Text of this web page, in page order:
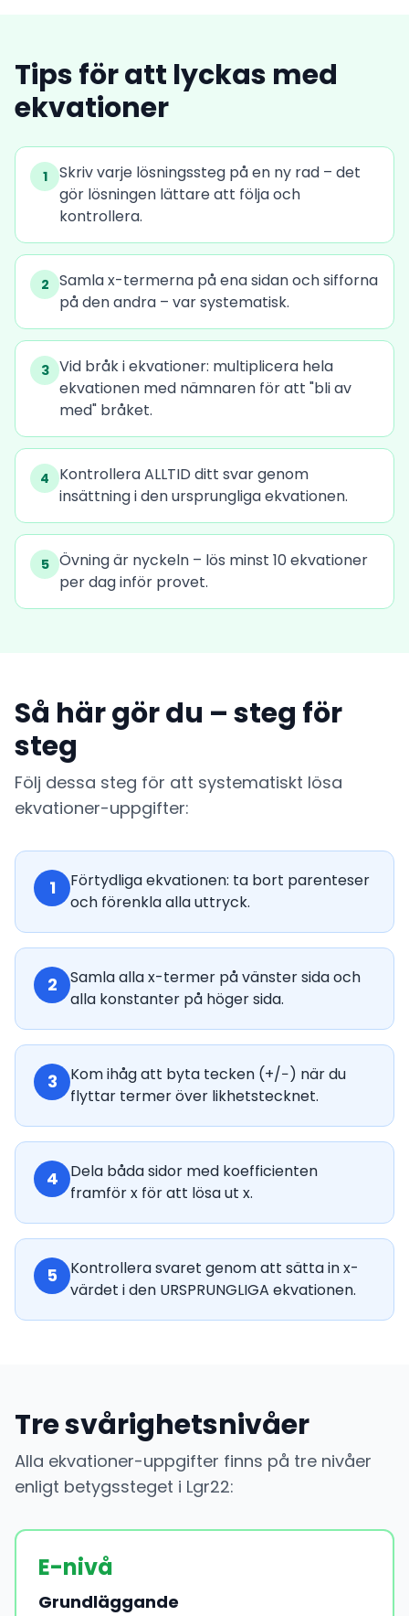
Tips för att lyckas med
ekvationer
1
Skriv varje lösningssteg på en ny rad – det
gör lösningen lättare att följa och
kontrollera.
2 Samla x-termerna på ena sidan och sifforna
på den andra – var systematisk.
3 Vid bråk i ekvationer: multiplicera hela
ekvationen med nämnaren för att "bli av
med" bråket.
4
Kontrollera ALLTID ditt svar genom
insättning i den ursprungliga ekvationen.
5 Övning är nyckeln – lös minst 10 ekvationer
per dag inför provet.
Så här gör du – steg för
steg
Följ dessa steg för att systematiskt lösa
ekvationer-uppgifter:
1
Förtydliga ekvationen: ta bort parenteser
och förenkla alla uttryck.
2
Samla alla x-termer på vänster sida och
alla konstanter på höger sida.
3
Kom ihåg att byta tecken (+/−) när du
flyttar termer över likhetstecknet.
4
Dela båda sidor med koefficienten
framför x för att lösa ut x.
5
Kontrollera svaret genom att sätta in x-
värdet i den URSPRUNGLIGA ekvationen.
Tre svårighetsnivåer
Alla ekvationer-uppgifter finns på tre nivåer
enligt betygssteget i Lgr22:
E-nivå
Grundläggande